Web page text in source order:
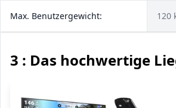
Max. Benutzergewicht: 120
3 : Das hochwertige